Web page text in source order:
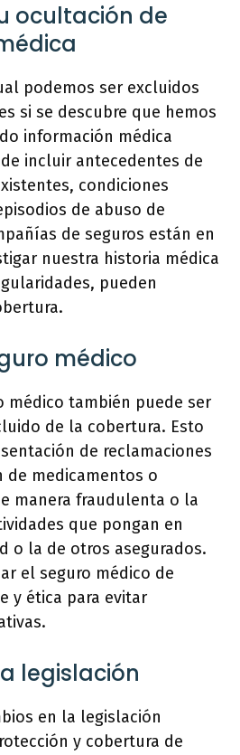
ocultación de
podemos ser excluidos
si se descubre que hemos
información médica
incluir antecedentes de
condiciones
de abuso de
de seguros están en
nuestra historia médica
pueden
médico
médico también puede ser
de la cobertura. Esto
de reclamaciones
medicamentos o
manera fraudulenta o la
que pongan en
o la de otros asegurados.
el seguro médico de
y ética para evitar
legislación
en la legislación
y cobertura de